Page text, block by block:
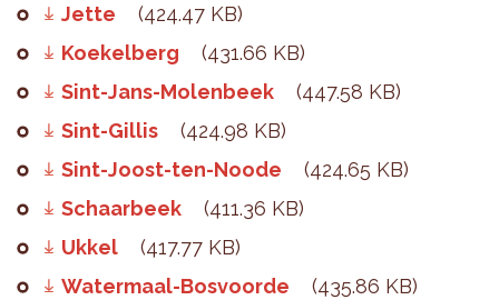
Jette
(424.47 KB)
Koekelberg
(431.66 KB)
Sint-Jans-Molenbeek
(447.58 KB)
Sint-Gillis
(424.98 KB)
Sint-Joost-ten-Noode
(424.65 KB)
Schaarbeek
(411.36 KB)
Ukkel
(417.77 KB)
Watermaal-Bosvoorde
(435.86 KB)